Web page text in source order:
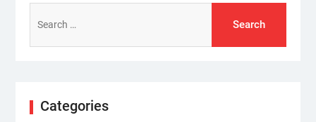
for:
Categories